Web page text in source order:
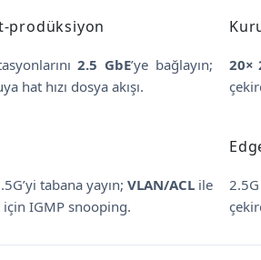
prodüksiyon
2.5 GbE’ye bağlayın;
hat hızı dosya akışı.
20×
tabana yayın; VLAN/ACL ile
IGMP snooping.